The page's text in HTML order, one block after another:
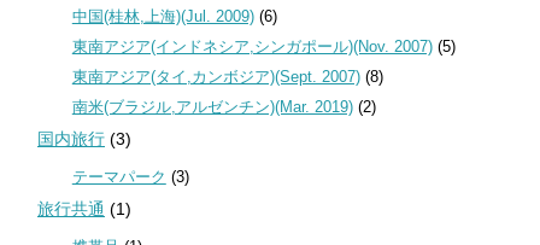
中国(桂林,上海)(Jul. 2009)(6)
東南アジア(インドネシア,シンガポール)(Nov. 2007)(5)
東南アジア(タイ,カンボジア)(Sept. 2007)(8)
南米(ブラジル,アルゼンチン)(Mar. 2019)(2)
国内旅行 (3)
テーマパーク (3)
旅行共通 (1)